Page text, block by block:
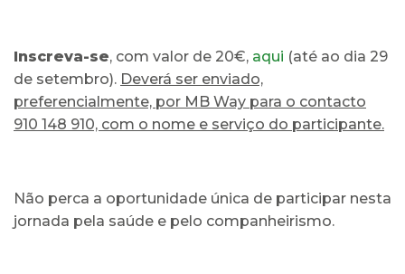
Inscreva-se, com valor de 20€, aqui (até ao dia 29
de setembro). Deverá ser enviado,
preferencialmente, por MB Way para o contacto
910 148 910, com o nome e serviço do participante.
Não perca a oportunidade única de participar nesta
jornada pela saúde e pelo companheirismo.